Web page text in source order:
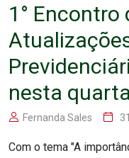
1° Encontro
nesta
Fernanda Sales
Com o tema "A